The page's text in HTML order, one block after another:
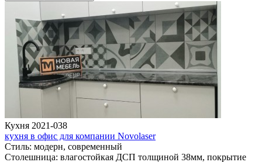
Кухня 2021-038
кухня в офис для компании Novolaser
Стиль: модерн, современный
Столешница: влагостойкая ДСП толщиной 38мм, покрытие